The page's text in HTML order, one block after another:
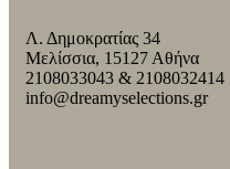
Λ. Δημοκρατίας 34
Μελίσσια, 15127 Αθήνα
2108033043 & 2108032414
info@dreamyselections.gr